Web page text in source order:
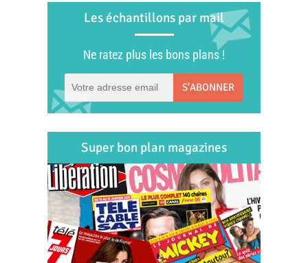
Les échantillons par mail
Ne ratez plus les bons plans !
S'ABONNER
Super bon plan magazines